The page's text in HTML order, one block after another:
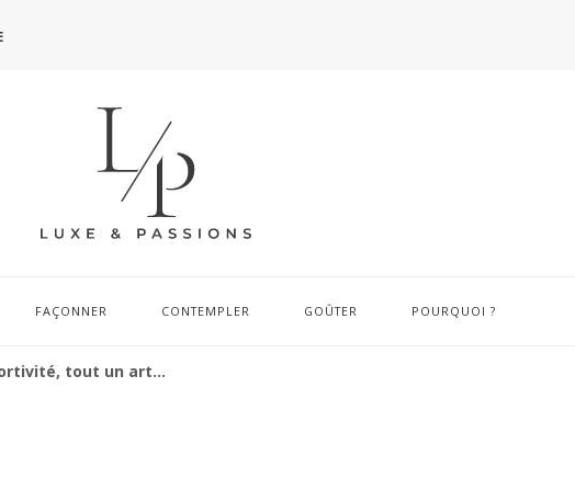
FAÇONNER CONTEMPLER GOÛTER POURQUOI ?
tout un art…